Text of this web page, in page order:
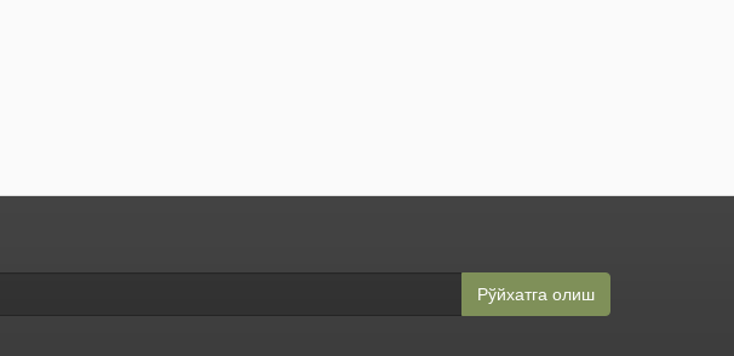
Рўйхатга олиш